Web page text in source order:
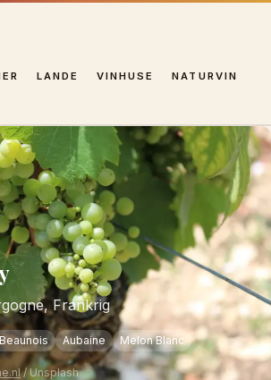
LANDE VINHUSE
NATURVIN
Frankrig
Beaunois Aubaine Melon Blanc
/ Unsplash